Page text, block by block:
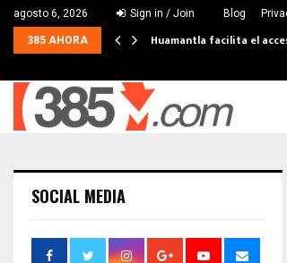
agosto 6, 2026 Sign in / Join Blog
385 AHORA Huamantla facilita el
SOCIAL MEDIA